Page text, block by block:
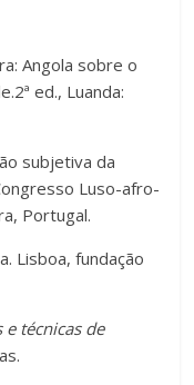
Angola sobre o
ed., Luanda:
subjetiva da
Luso-afro-
Portugal.
Lisboa, fundação
e técnicas de